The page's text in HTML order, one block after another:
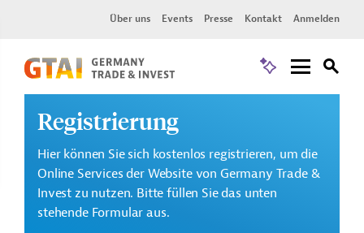
Über uns Events Presse Kontakt Anmelden
Registrierung
Hier können Sie sich kostenlos registrieren, um die
Online Services der Website von Germany Trade &
Invest zu nutzen. Bitte füllen Sie das unten
stehende Formular aus.